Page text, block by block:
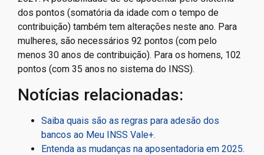
dos pontos (somatória da idade com o tempo de
contribuição) também tem alterações neste ano. Para
mulheres, são necessários 92 pontos (com pelo
menos 30 anos de contribuição). Para os homens, 102
pontos (com 35 anos no sistema do INSS).
Notícias relacionadas:
Saiba quais são as regras para adesão dos
bancos ao Meu INSS Vale+.
Entenda as mudanças na aposentadoria em 2025.